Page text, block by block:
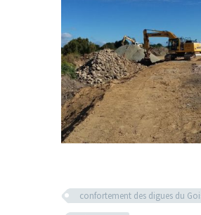
confortement des digues du